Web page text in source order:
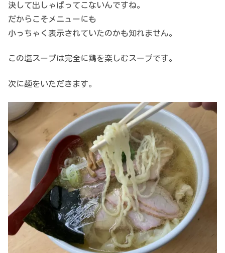
決して出しゃばってこないんですね。
だからこそメニューにも
小っちゃく表示されていたのかも知れません。
この塩スープは完全に鶏を楽しむスープです。
次に麺をいただきます。